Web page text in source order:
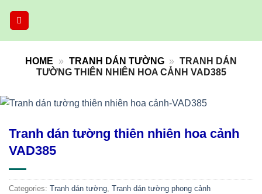
HOME » TRANH DÁN TƯỜNG » TRANH DÁN
TƯỜNG THIÊN NHIÊN HOA CẢNH VAD385
Tranh dán tường thiên nhiên hoa cảnh
VAD385
Categories: Tranh dán tường, Tranh dán tường phong cảnh